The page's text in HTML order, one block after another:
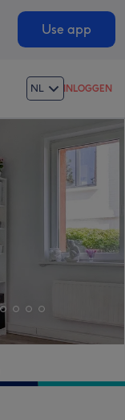
Use app
NL INLOGGEN